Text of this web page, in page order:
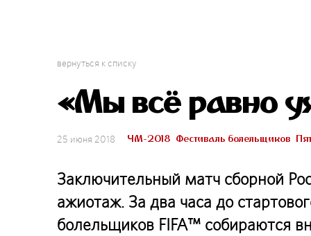
вернуться к списку
«Мы всё равно
25 июня 2018 ЧМ-2018 Фестиваль болельщиков
Заключительный матч сборной
ажиотаж. За два часа до
болельщиков FIFA™ собираются